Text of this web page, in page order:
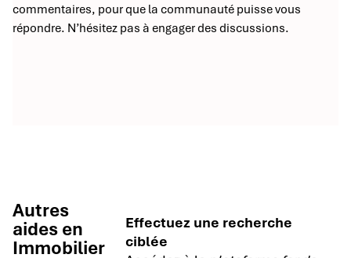
commentaires, pour que la communauté puisse vous
répondre. N’hésitez pas à engager des discussions.
Autres
aides en
Immobilier
Effectuez une recherche
ciblée